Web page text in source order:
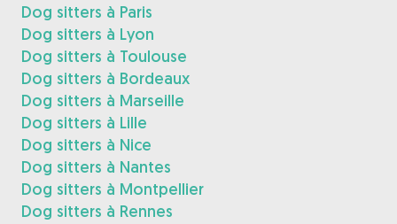
Dog sitters à Paris
Dog sitters à Lyon
Dog sitters à Toulouse
Dog sitters à Bordeaux
Dog sitters à Marseille
Dog sitters à Lille
Dog sitters à Nice
Dog sitters à Nantes
Dog sitters à Montpellier
Dog sitters à Rennes